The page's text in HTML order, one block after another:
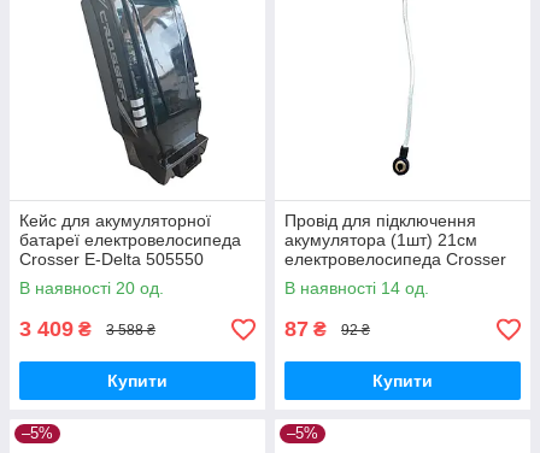
Кейс для акумуляторної
батареї електровелосипеда
Crosser E-Delta 505550
В наявності 20 од.
3 409 ₴ 3 588 ₴
Купити
Провід для підключення
акумулятора (1шт) 21см
електровелосипеда Crosser
E-Delta 527
В наявності 14 од.
87 ₴ 92 ₴
Купити
–5% –5%